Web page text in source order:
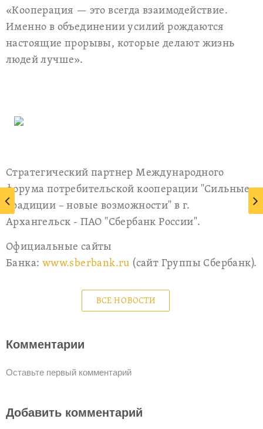
«Кооперация — это всегда взаимодействие.
Именно в объединении усилий рождаются
настоящие прорывы, которые делают жизнь
людей лучше».
Стратегический партнер Международного
форума потребительской кооперации "Сильные
традиции – новые возможности" в г.
Архангельск - ПАО "Сбербанк России".
Официальные сайты
Банка: www.sberbank.ru (сайт Группы Сбербанк).
ВСЕ НОВОСТИ
Комментарии
Оставьте первый комментарий
Добавить комментарий